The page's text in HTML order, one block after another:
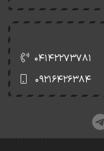
۰۴۱۴۲۲۷۳۷۸۱
۰۹۲۱۶۴۲۶۳۸۴